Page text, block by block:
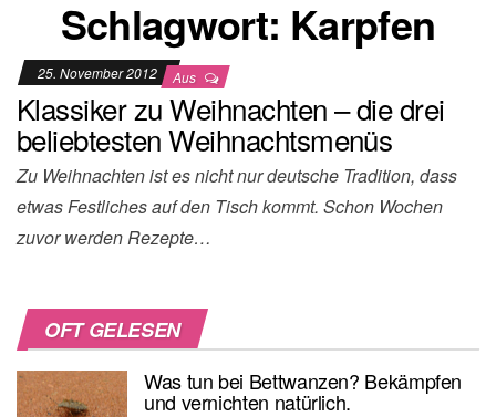
Schlagwort: Karpfen
25. November 2012 Aus
Klassiker zu Weihnachten – die drei
beliebtesten Weihnachtsmenüs
Zu Weihnachten ist es nicht nur deutsche Tradition, dass
etwas Festliches auf den Tisch kommt. Schon Wochen
zuvor werden Rezepte…
OFT GELESEN
Was tun bei Bettwanzen? Bekämpfen
und vernichten natürlich.